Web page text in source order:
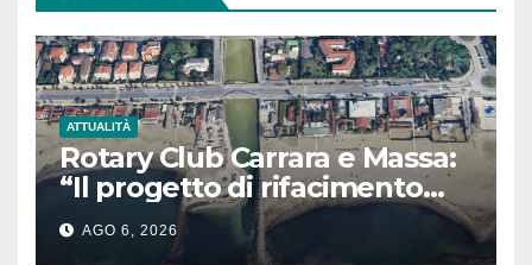
ATTUALITÀ
Rotary Club Carrara e Massa:
“Il progetto di rifacimento
dell’arenile a sud e nord del
Porto di Carrara”.
AGO 6, 2026